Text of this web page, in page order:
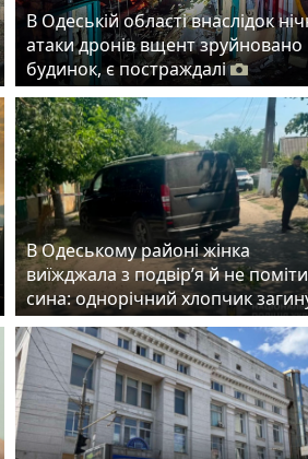
В Одеській області внаслідок
атаки дронів вщент зруйновано
будинок, є постраждалі
В Одеському районі жінка
виїжджала з подвір’я й не
сина: однорічний хлопчик